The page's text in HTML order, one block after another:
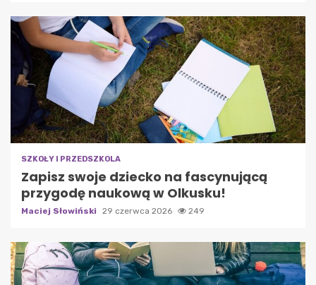
SZKOŁY I PRZEDSZKOLA
Zapisz swoje dziecko na fascynującą
przygodę naukową w Olkusku!
Maciej Słowiński 29 czerwca 2026 249